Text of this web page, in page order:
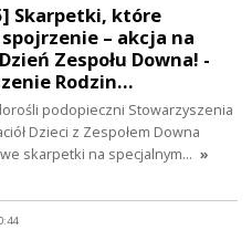
Skarpetki, które
– akcja na
Zespołu Downa! -
Rodzin…
podopieczni Stowarzyszenia
Dzieci z Zespołem Downa
skarpetki na specjalnym… »